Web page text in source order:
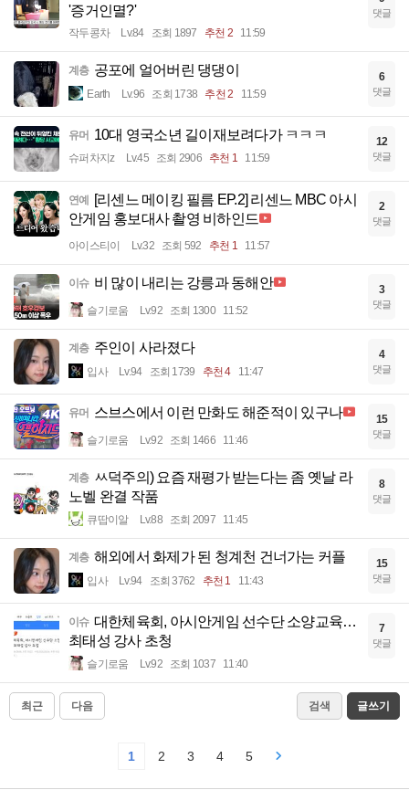
'증거인멸?'
작두콩차 Lv.84 조회 1897 추천 2 11:59
댓글
계층 공포에 얼어버린 댕댕이
Earth Lv.96 조회 1738 추천 2 11:59
6
댓글
유머 10대 영국소년 길이재보려다가 ㅋㅋㅋ
슈퍼차지z Lv.45 조회 2906 추천 1 11:59
12
댓글
연예 [리센느 메이킹 필름 EP.2] 리센느 MBC 아시
안게임 홍보대사 촬영 비하인드
아이스티이 Lv.32 조회 592 추천 1 11:57
2
댓글
이슈 비 많이 내리는 강릉과 동해안
슬기로움 Lv.92 조회 1300 11:52
3
댓글
계층 주인이 사라졌다
입사 Lv.94 조회 1739 추천 4 11:47
4
댓글
유머 스브스에서 이런 만화도 해준적이 있구나
슬기로움 Lv.92 조회 1466 11:46
15
댓글
계층 ㅆ덕주의) 요즘 재평가 받는다는 좀 옛날 라
노벨 완결 작품
큐땁이알 Lv.88 조회 2097 11:45
8
댓글
계층 해외에서 화제가 된 청계천 건너가는 커플
입사 Lv.94 조회 3762 추천 1 11:43
15
댓글
이슈 대한체육회, 아시안게임 선수단 소양교육…
최태성 강사 초청
슬기로움 Lv.92 조회 1037 11:40
7
댓글
최근 다음 검색 글쓰기
1 2 3 4 5